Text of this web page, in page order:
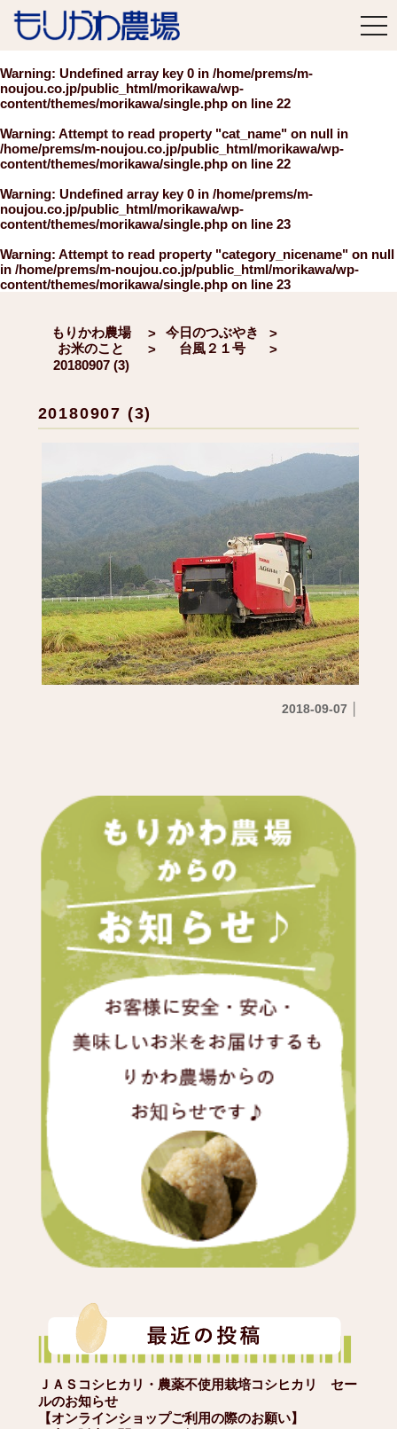
Warning: Undefined array key 0 in /home/prems/m-
noujou.co.jp/public_html/morikawa/wp-
content/themes/morikawa/single.php on line 22
Warning: Attempt to read property "cat_name" on null in
/home/prems/m-noujou.co.jp/public_html/morikawa/wp-
content/themes/morikawa/single.php on line 22
Warning: Undefined array key 0 in /home/prems/m-
noujou.co.jp/public_html/morikawa/wp-
content/themes/morikawa/single.php on line 23
Warning: Attempt to read property "category_nicename" on null
in /home/prems/m-noujou.co.jp/public_html/morikawa/wp-
content/themes/morikawa/single.php on line 23
ＪＡＳコシヒカリ・農薬不使用栽培コシヒカリ セー
ルのお知らせ
【オンラインショップご利用の際のお願い】
もりかわ農場 > 今日のつぶやき
>
お米のこと
> 台風２１号
>
20180907 (3)
20180907 (3)
2018-09-07 │